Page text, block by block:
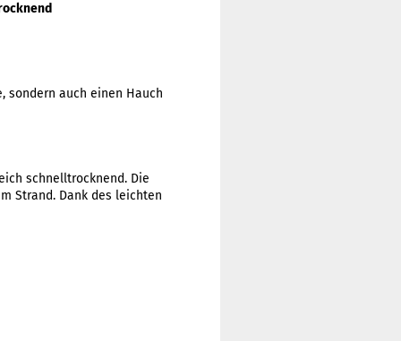
sondern auch einen Hauch
schnelltrocknend. Die
Strand. Dank des leichten